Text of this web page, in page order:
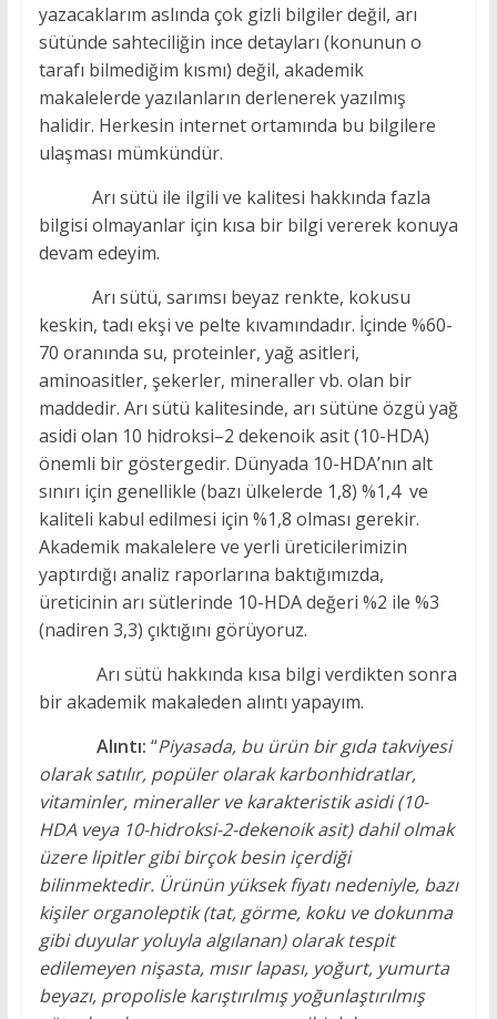
yazacaklarım aslında çok gizli bilgiler değil, arı
sütünde sahteciliğin ince detayları (konunun o
tarafı bilmediğim kısmı) değil, akademik
makalelerde yazılanların derlenerek yazılmış
halidir. Herkesin internet ortamında bu bilgilere
ulaşması mümkündür.
Arı sütü ile ilgili ve kalitesi hakkında fazla
bilgisi olmayanlar için kısa bir bilgi vererek konuya
devam edeyim.
Arı sütü, sarımsı beyaz renkte, kokusu
keskin, tadı ekşi ve pelte kıvamındadır. İçinde %60-
70 oranında su, proteinler, yağ asitleri,
aminoasitler, şekerler, mineraller vb. olan bir
maddedir. Arı sütü kalitesinde, arı sütüne özgü yağ
asidi olan 10 hidroksi–2 dekenoik asit (10-HDA)
önemli bir göstergedir. Dünyada 10-HDA’nın alt
sınırı için genellikle (bazı ülkelerde 1,8) %1,4 ve
kaliteli kabul edilmesi için %1,8 olması gerekir.
Akademik makalelere ve yerli üreticilerimizin
yaptırdığı analiz raporlarına baktığımızda,
üreticinin arı sütlerinde 10-HDA değeri %2 ile %3
(nadiren 3,3) çıktığını görüyoruz.
Arı sütü hakkında kısa bilgi verdikten sonra
bir akademik makaleden alıntı yapayım.
Alıntı: “Piyasada, bu ürün bir gıda takviyesi
olarak satılır, popüler olarak karbonhidratlar,
vitaminler, mineraller ve karakteristik asidi (10-
HDA veya 10-hidroksi-2-dekenoik asit) dahil olmak
üzere lipitler gibi birçok besin içerdiği
bilinmektedir. Ürünün yüksek fiyatı nedeniyle, bazı
kişiler organoleptik (tat, görme, koku ve dokunma
gibi duyular yoluyla algılanan) olarak tespit
edilemeyen nişasta, mısır lapası, yoğurt, yumurta
beyazı, propolisle karıştırılmış yoğunlaştırılmış